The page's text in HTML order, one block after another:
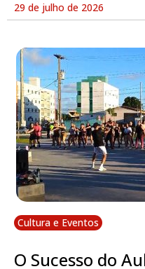
29 de julho de 2026
Cultura e Eventos
O Sucesso do